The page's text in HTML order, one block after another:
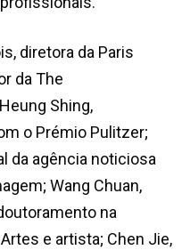
diretora da Paris
da The
Shing,
o Prémio Pulitzer;
da agência noticiosa
Wang Chuan,
na
e artista; Chen Jie,